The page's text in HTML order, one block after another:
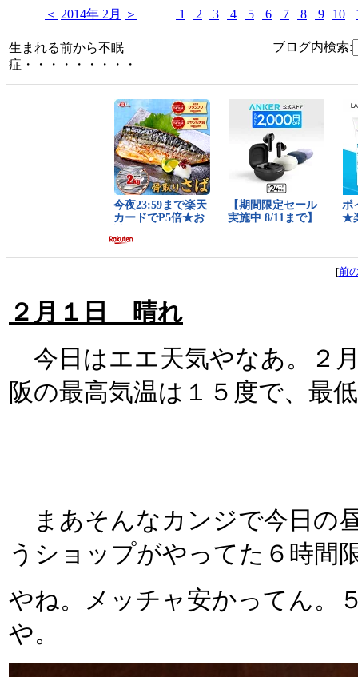
＜ 2014年 2月 ＞ 1 2 3 4 5 6 7 8 9 10
生まれる前から不眠
症・・・・・・・・・
ブログ内検索:
[前
２月１日 晴れ
今日はエエ天気やなあ。２
阪の最高気温は１５度で、最
まあそんなカンジで今日の
うショップがやってた６時間
やね。メッチャ安かってん。
や。